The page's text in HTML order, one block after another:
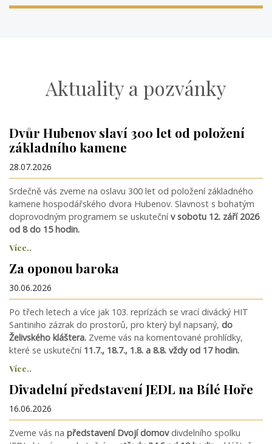
Aktuality a pozvánky
Dvůr Hubenov slaví 300 let od položení
základního kamene
28.07.2026
Srdečně vás zveme na oslavu 300 let od položení základného
kamene hospodářského dvora Hubenov. Slavnost s bohatým
doprovodným programem se uskutečnív sobotu 12. září 2026
od 8 do 15 hodin.
Více..
Za oponou baroka
30.06.2026
Po třech letech a více jak 103. reprízách se vrací divácký HIT
Santiniho zázrak do prostorů, pro který byl napsaný, do
Želivského kláštera. Zveme vás na komentované prohlídky,
které se uskuteční 11.7., 18.7., 1.8. a 8.8. vždy od 17 hodin.
Více..
Divadelní představení JEDL na Bílé Hoře
16.06.2026
Zveme vás na představení Dvojí domovdivdelního spolku